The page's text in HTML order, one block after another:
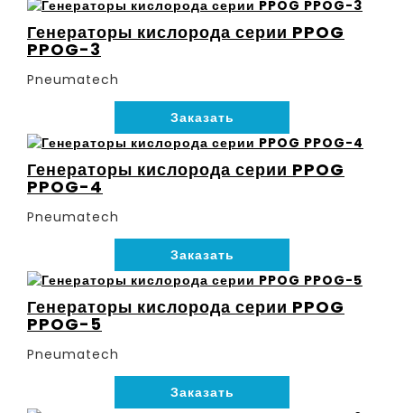
Генераторы кислорода серии PPOG
PPOG-3
Pneumatech
Заказать
Генераторы кислорода серии PPOG
PPOG-4
Pneumatech
Заказать
Генераторы кислорода серии PPOG
PPOG-5
Pneumatech
Заказать